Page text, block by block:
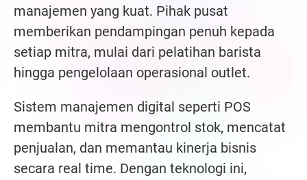
manajemen yang kuat. Pihak pusat
memberikan pendampingan penuh kepada
setiap mitra, mulai dari pelatihan barista
hingga pengelolaan operasional outlet.
Sistem manajemen digital seperti POS
membantu mitra mengontrol stok, mencatat
penjualan, dan memantau kinerja bisnis
secara real time. Dengan teknologi ini,